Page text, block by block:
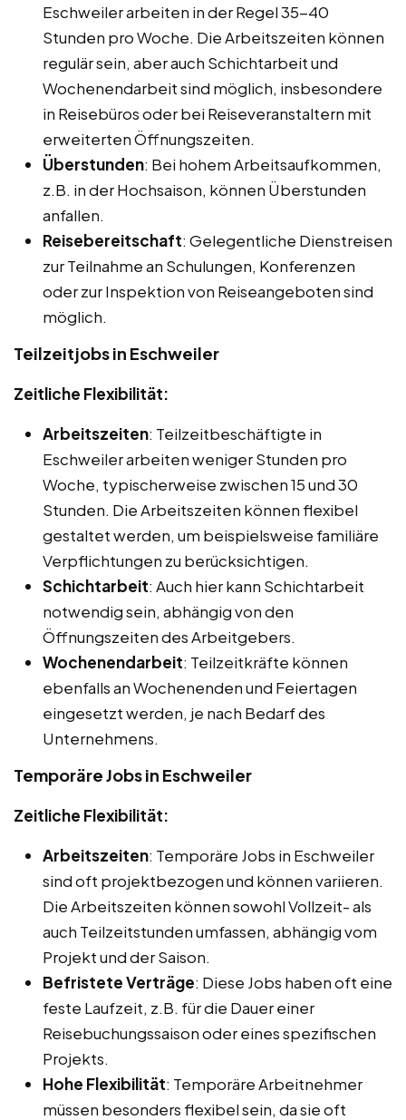
Eschweiler arbeiten in der Regel 35-40
Stunden pro Woche. Die Arbeitszeiten können
regulär sein, aber auch Schichtarbeit und
Wochenendarbeit sind möglich, insbesondere
in Reisebüros oder bei Reiseveranstaltern mit
erweiterten Öffnungszeiten.
Überstunden: Bei hohem Arbeitsaufkommen,
z.B. in der Hochsaison, können Überstunden
anfallen.
Reisebereitschaft: Gelegentliche Dienstreisen
zur Teilnahme an Schulungen, Konferenzen
oder zur Inspektion von Reiseangeboten sind
möglich.
Teilzeitjobs in Eschweiler
Zeitliche Flexibilität:
Arbeitszeiten: Teilzeitbeschäftigte in
Eschweiler arbeiten weniger Stunden pro
Woche, typischerweise zwischen 15 und 30
Stunden. Die Arbeitszeiten können flexibel
gestaltet werden, um beispielsweise familiäre
Verpflichtungen zu berücksichtigen.
Schichtarbeit: Auch hier kann Schichtarbeit
notwendig sein, abhängig von den
Öffnungszeiten des Arbeitgebers.
Wochenendarbeit: Teilzeitkräfte können
ebenfalls an Wochenenden und Feiertagen
eingesetzt werden, je nach Bedarf des
Unternehmens.
Temporäre Jobs in Eschweiler
Zeitliche Flexibilität:
Arbeitszeiten: Temporäre Jobs in Eschweiler
sind oft projektbezogen und können variieren.
Die Arbeitszeiten können sowohl Vollzeit- als
auch Teilzeitstunden umfassen, abhängig vom
Projekt und der Saison.
Befristete Verträge: Diese Jobs haben oft eine
feste Laufzeit, z.B. für die Dauer einer
Reisebuchungssaison oder eines spezifischen
Projekts.
Hohe Flexibilität: Temporäre Arbeitnehmer
müssen besonders flexibel sein, da sie oft